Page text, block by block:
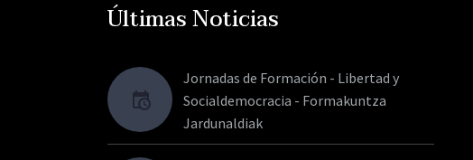
Últimas Noticias
Jornadas de Formación - Libertad y
Socialdemocracia - Formakuntza
Jardunaldiak